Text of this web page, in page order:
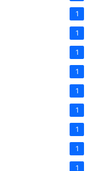
1
1
1
1
1
1
1
1
1